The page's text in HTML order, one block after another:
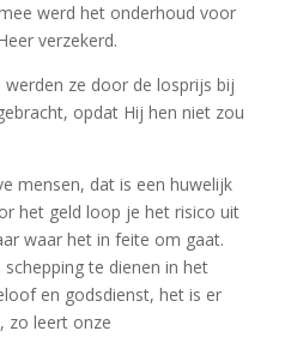
werd het onderhoud voor
verzekerd.
ze door de losprijs bij
opdat Hij hen niet zou
mensen, dat is een huwelijk
het geld loop je het risico uit
waar het in feite om gaat.
te dienen in het
en godsdienst, het is er
zo leert onze